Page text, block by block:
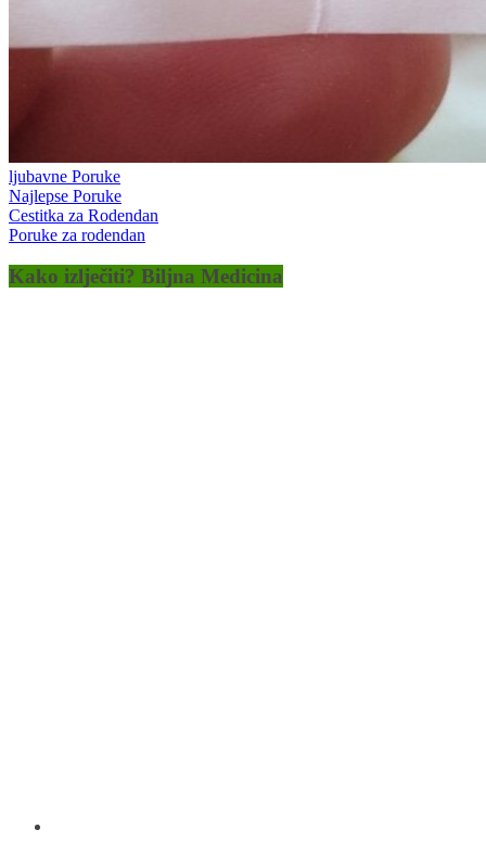
ljubavne Poruke
Najlepse Poruke
Cestitka za Rodendan
Poruke za rodendan
Kako izlječiti? Biljna Medicina